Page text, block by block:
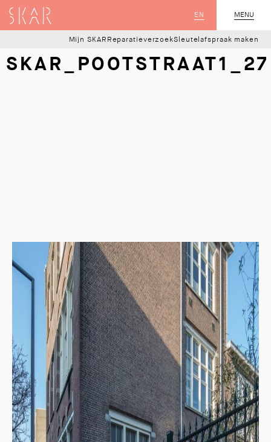
MENU
SLUIT
EN
SKAR
Mijn SKAR ReparatieverzoekSleutelafspraak maken
SKAR_POOTSTRAAT1_27